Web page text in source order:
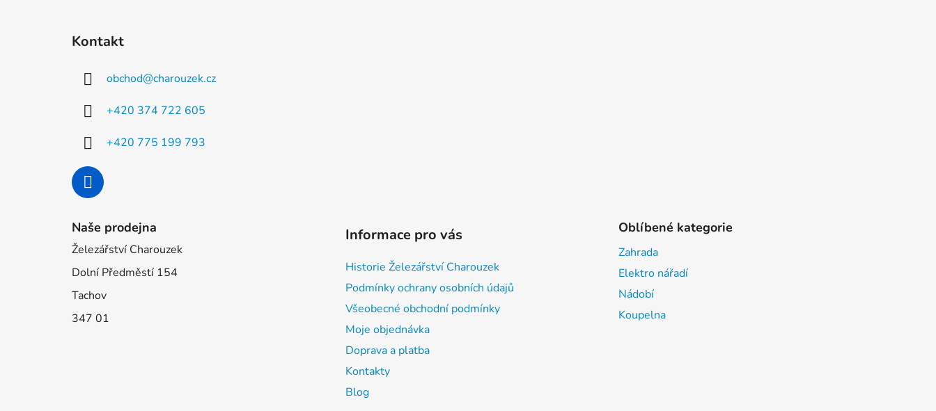
Kontakt
obchod@charouzek.cz
+420 374 722 605
+420 775 199 793
Naše prodejna
Železářství Charouzek
Dolní Předměstí 154
Tachov
347 01
Informace pro vás
Historie Železářství Charouzek
Podmínky ochrany osobních údajů
Všeobecné obchodní podmínky
Moje objednávka
Doprava a platba
Kontakty
Blog
Oblíbené kategorie
Zahrada
Elektro nářadí
Nádobí
Koupelna